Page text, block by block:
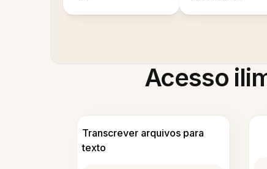
Acesso
Transcrever arquivos para
texto